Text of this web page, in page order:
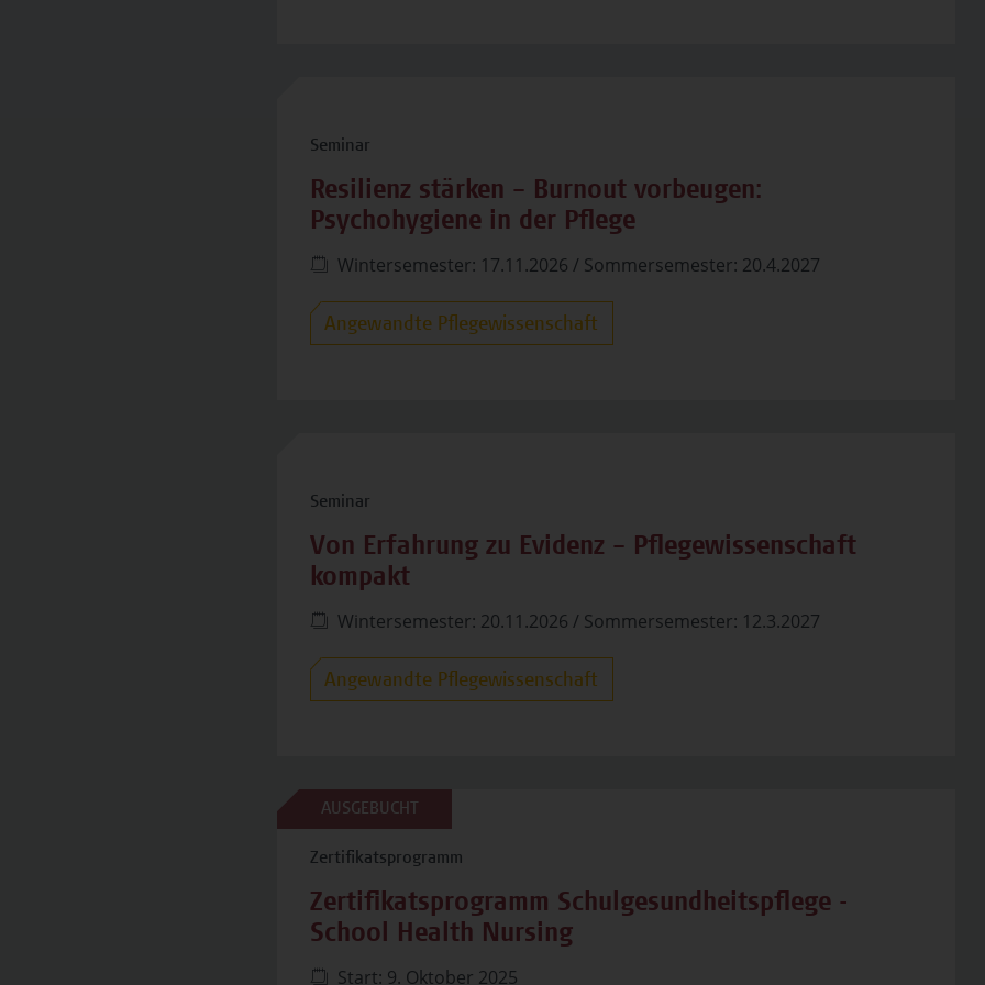
Seminar
Resilienz stärken – Burnout vorbeugen:
Psychohygiene in der Pflege
Wintersemester: 17.11.2026 / Sommersemester: 20.4.2027
Angewandte Pflegewissenschaft
Seminar
Von Erfahrung zu Evidenz – Pflegewissenschaft
kompakt
Wintersemester: 20.11.2026 / Sommersemester: 12.3.2027
Angewandte Pflegewissenschaft
Zertifikatsprogramm
AUSGEBUCHT
Zertifikatsprogramm Schulgesundheitspflege -
School Health Nursing
Start: 9. Oktober 2025